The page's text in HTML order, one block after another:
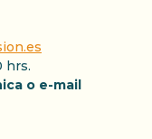
hrs.
o e-mail